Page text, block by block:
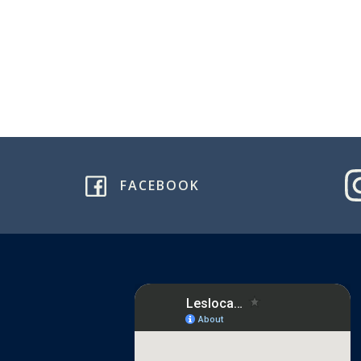
FACEBOOK